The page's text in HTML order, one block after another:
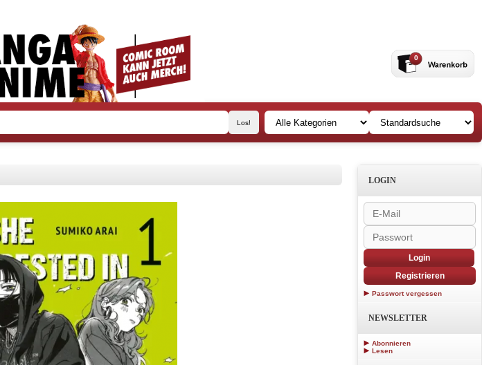
0
LOGIN
Login
Registrieren
Passwort vergessen
NEWSLETTER
Abonnieren
Lesen